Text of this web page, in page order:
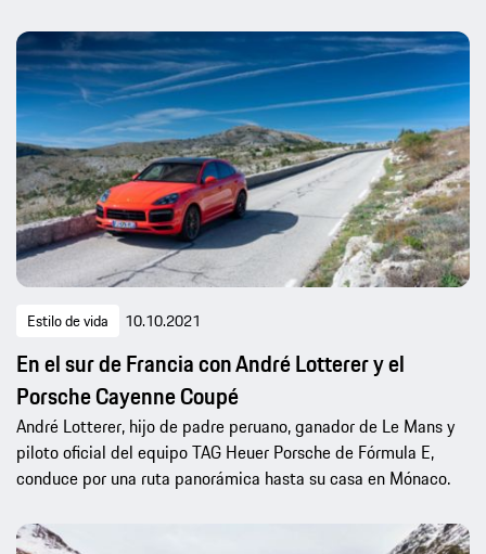
Estilo de vida 10.10.2021
En el sur de Francia con André Lotterer y el
Porsche Cayenne Coupé
André Lotterer, hijo de padre peruano, ganador de Le Mans y
piloto oficial del equipo TAG Heuer Porsche de Fórmula E,
conduce por una ruta panorámica hasta su casa en Mónaco.